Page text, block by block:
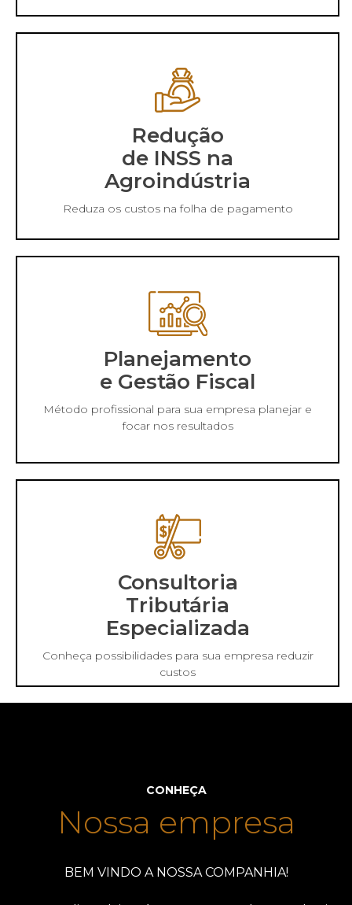
Redução
de INSS na
Agroindústria
Reduza os custos na folha de pagamento
Planejamento
e Gestão Fiscal
Método profissional para sua empresa planejar e
focar nos resultados
Consultoria
Tributária
Especializada
Conheça possibilidades para sua empresa reduzir
custos
CONHEÇA
Nossa empresa
BEM VINDO A NOSSA COMPANHIA!